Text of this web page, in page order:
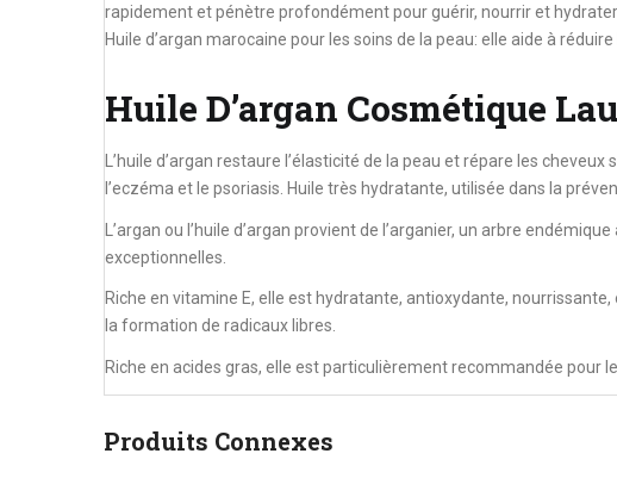
rapidement et pénètre profondément pour guérir, nourrir et hydrater.
Huile d’argan marocaine pour les soins de la peau: elle aide à
Huile D’argan Cosmétique
L’huile d’argan restaure l’élasticité de la peau et répare les
l’eczéma et le psoriasis. Huile très hydratante, utilisée dans la
L’argan ou l’huile d’argan provient de l’arganier, un arbre
exceptionnelles.
Riche en vitamine E, elle est hydratante, antioxydante,
la formation de radicaux libres.
Riche en acides gras, elle est particulièrement recommandée pour
Produits Connexes